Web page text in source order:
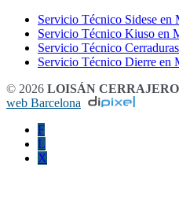
Servicio Técnico Sidese en
Servicio Técnico Kiuso en
Servicio Técnico
Servicio Técnico Dierre en
© 2026 LOISÁN
web Barcelona
F
L
X